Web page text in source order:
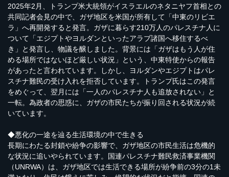
2025年2月、トランプ米大統領がイスラエルのネタニヤフ首相との
共同記者会見の中で、ガザ地区を米国が所有して「中東のリビエ
ラ」へ再開発すると発言。ガザに暮らす210万人のパレスチナ人に
ついて「エジプトやヨルダンといったアラブ諸国へ移住するべ
き」と発言し、物議を醸しました。背景には「ガザはもう人が住
める場所ではないほど厳しい状況」という、中東特使からの報告
があったと言われています。しかし、ヨルダンやエジプトはパレ
スチナ難民の受け入れを拒否しています。トランプ氏はこの発言
をめぐって、翌月には「一人のパレスチナ人も追放されない」と
一転。為政者の思惑に、ガザの市民たちが振り回される状況が続
いています。
◆悪化の一途を辿る生活環境の中で生きる
長期にわたる封鎖や紛争の影響で、ガザ地区の市民生活は危機的
な状況に追いやられています。国連パレスチナ難民救済事業機関
（UNRWA）は、ガザ地区では生活できる場所が紛争前の3分の1未